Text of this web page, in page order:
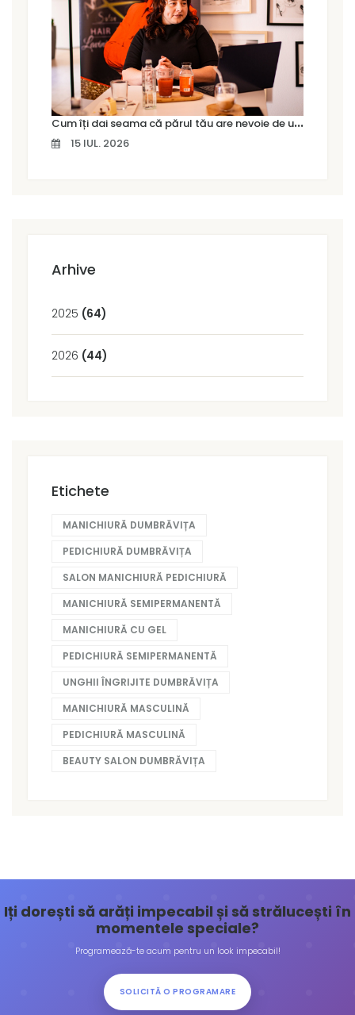
C
um îți dai seama că părul tău are nevoie de un tratament profesional
15 IUL. 2026
Arhive
2025 (64)
2026 (44)
Etichete
MANICHIURĂ DUMBRĂVIȚA
PEDICHIURĂ DUMBRĂVIȚA
SALON MANICHIURĂ PEDICHIURĂ
MANICHIURĂ SEMIPERMANENTĂ
MANICHIURĂ CU GEL
PEDICHIURĂ SEMIPERMANENTĂ
UNGHII ÎNGRIJITE DUMBRĂVIȚA
MANICHIURĂ MASCULINĂ
PEDICHIURĂ MASCULINĂ
BEAUTY SALON DUMBRĂVIȚA
Iți dorești să arăți impecabil și să strălucești în
momentele speciale?
Programează-te acum pentru un look impecabil!
SOLICITĂ O PROGRAMARE